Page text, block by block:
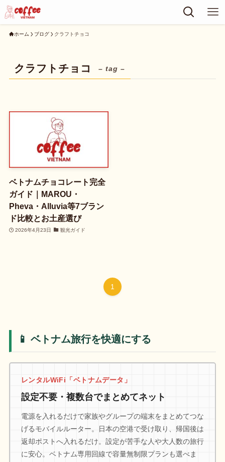
ホーム ブログ クラフトチョコ
クラフトチョコ – tag –
ベトナムチョコレート完全
ガイド｜MAROU・
Pheva・Alluvia等7ブラン
ド比較とお土産選び
2026年4月23日 観光ガイド
1
📱 ベトナム旅行を快適にする
レンタルWiFi「ベトナムデータ」
設定不要・複数台でまとめてネット
電源を入れるだけで家族やグループの端末をまとめてつな
げるモバイルルーター。日本の空港で受け取り、帰国後は
返却ポストへ入れるだけ。設定が苦手な人や大人数の旅行
に安心。ベトナム専用回線で容量無制限プランも選べま